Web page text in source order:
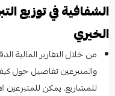
الشفافية في توزيع
الخيري
من خلال التقارير المالية
والمتبرعين تفاصيل حول
للمشاريع. يمكن للمتبرعين